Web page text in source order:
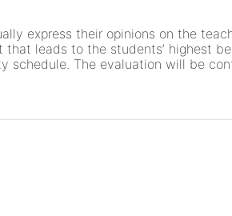
express their opinions on the
leads to the students’ highest
schedule. The evaluation will be